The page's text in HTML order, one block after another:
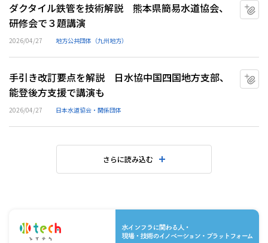
ダクタイル鉄管を技術解説 熊本県簡易水道協会、
研修会で３題講演
2026/04/27 地方公共団体（九州地方）
手引き改訂要点を解説 日水協中国四国地方支部、
能登後方支援で講演も
2026/04/27 日本水道協会・関係団体
さらに読み込む